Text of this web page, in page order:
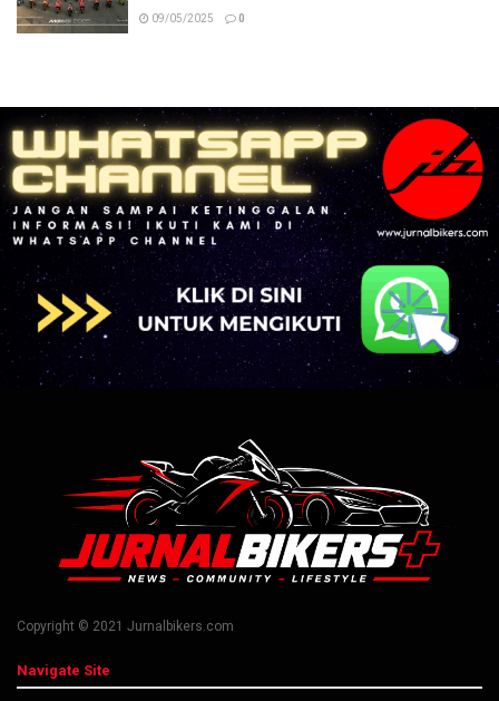
09/05/2025 0
Copyright © 2021 Jurnalbikers.com
Navigate Site